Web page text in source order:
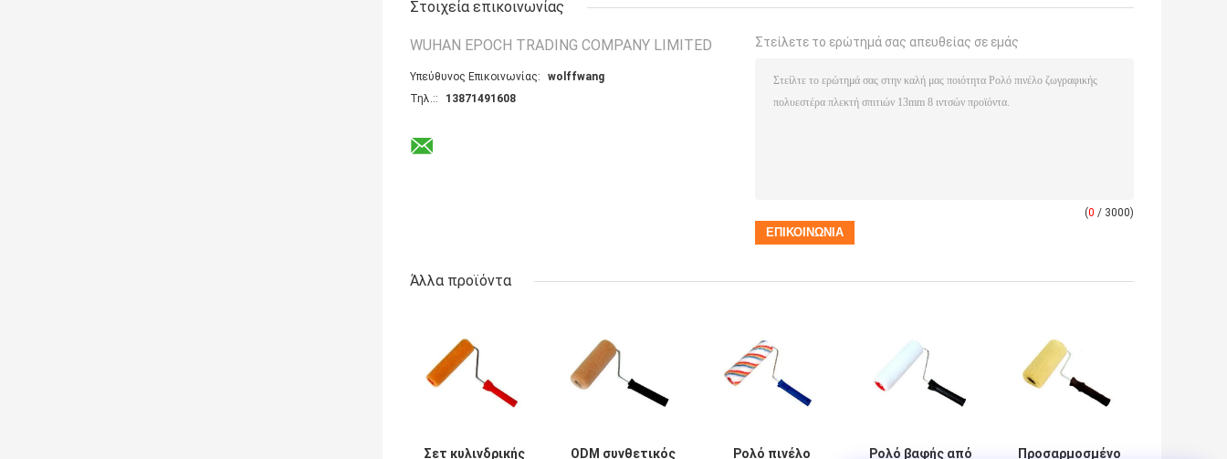
Στοιχεία επικοινωνίας
WUHAN EPOCH TRADING COMPANY LIMITED
Υπεύθυνος Επικοινωνίας:
wolffwang
Τηλ.::
13871491608
Στείλετε το ερώτημά σας απευθείας σε εμάς
(0 / 3000)
Άλλα προϊόντα
Σετ κυλινδρικής
ODM συνθετικός
Ρολό πινέλο
Ρολό βαφής από
Προσαρμοσμένο